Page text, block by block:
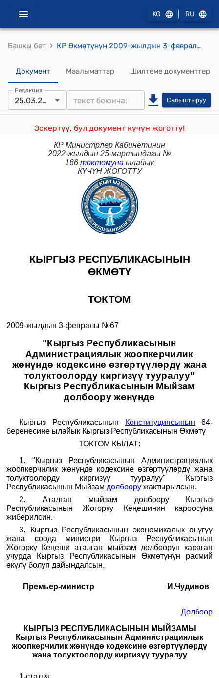
KG RU
Башкы бет › КР Өкмөтүнүн 2009-жылдын 3-февралындагы №67 "Кыргыз Республикасынын Администрациялык жоопкерчилик жөнүндө кодексине өзгөртүүлөрдү жана толуктоолорду киргизүү тууралуу" Кыргыз Республикасынын Мыйзам долбоору жөнүндө" токтому
Документ Маалыматтар Шилтеме документтер
Редакция
25.03.2022 Салыштыруу
Эскертүү, бул документ күчүн жоготту!